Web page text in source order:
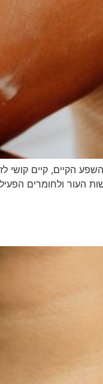
הקיים, קיים קושי
העור ולחומרים